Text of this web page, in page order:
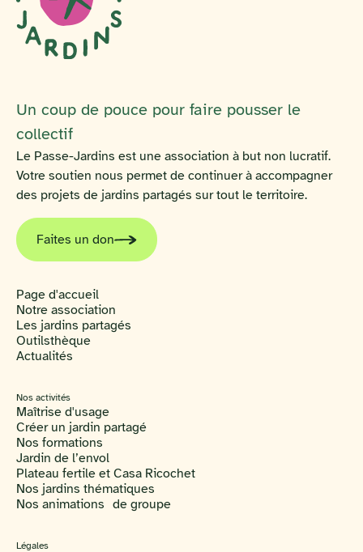
Un coup de pouce pour faire pousser le
collectif
Le Passe-Jardins est une association à but non lucratif.
Votre soutien nous permet de continuer à accompagner
des projets de jardins partagés sur tout le territoire.
Faites un don
Page d'accueil
Notre association
Les jardins partagés
Outilsthèque
Actualités
Nos activités
Maîtrise d'usage
Créer un jardin partagé
Nos formations
Jardin de l’envol
Plateau fertile et Casa Ricochet
Nos jardins thématiques
Nos animations de groupe
Légales